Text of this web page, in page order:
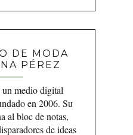
DE MODA
PÉREZ
medio digital
en 2006. Su
al bloc de notas,
de ideas